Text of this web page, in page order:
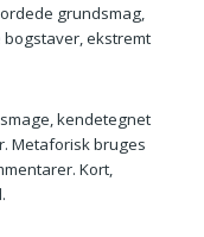
grundsmag,
ekstremt
kendetegnet
Metaforisk bruges
Kort,